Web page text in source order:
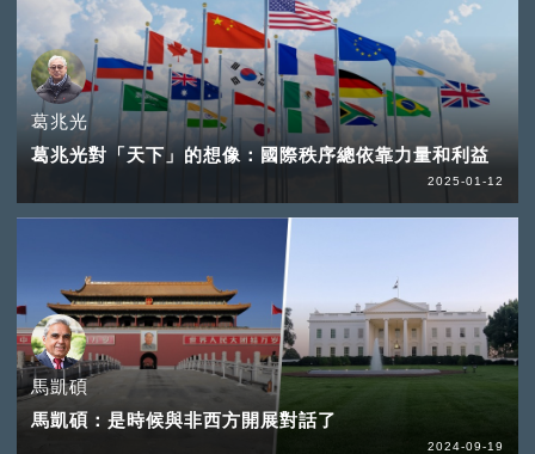
葛兆光
葛兆光對「天下」的想像：國際秩序總依靠力量和利益
2025-01-12
馬凱碩
馬凱碩：是時候與非西方開展對話了
2024-09-19